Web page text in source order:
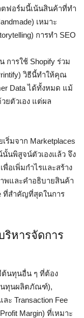
ตฟอร์มนี้เน้นสินค้าที่ทำ
เหมาะ
การทำ SEO
การใช้ Shopify ร่วม
วิธีนี้ทำให้คุณ
Data ได้ทั้งหมด แม้
ยตัวเอง แต่ผล
ริ่มจาก Marketplaces
นพิสูจน์ตัวเองแล้ว จึง
พื่อเพิ่มกำไรและสร้าง
พและคำอธิบายสินค้า
ที่สำคัญที่สุดในการ
ริหารจัดการ
นทุนอื่น ๆ ที่ต้อง
นทุนผลิตภัณฑ์),
ะ Transaction Fee
Margin) ที่เหมาะ